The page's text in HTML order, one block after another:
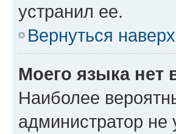
устранил ее.
Вернуться наверх
Моего языка нет
Наиболее
администратор